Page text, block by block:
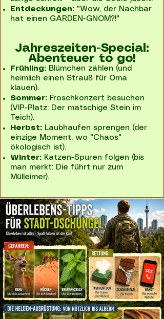
Entdeckungen: "Wow, der Nachbar
hat einen GARDEN-GNOM?!"
Jahreszeiten-Special:
Abenteuer to go!
Frühling: Blümchen zählen (und
heimlich einen Strauß für Oma
klauen).
Sommer: Froschkonzert besuchen
(VIP-Platz: Der matschige Stein im
Teich).
Herbst: Laubhaufen sprengen (der
einzige Moment, wo "Chaos"
ökologisch ist).
Winter: Katzen-Spuren folgen (bis
man merkt: Die führt nur zum
Mülleimer).